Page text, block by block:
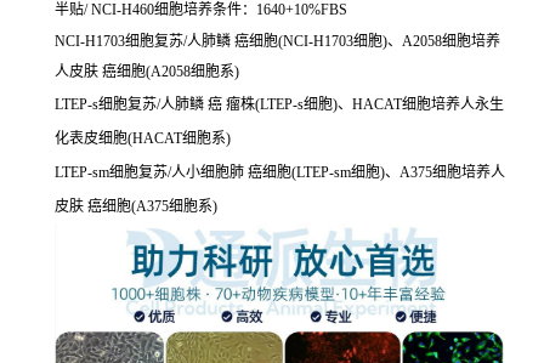
半贴/ NCI-H460细胞培养条件：1640+10%FBS
NCI-H1703细胞复苏/人肺鳞 癌细胞(NCI-H1703细胞)、A2058细胞培养
人皮肤 癌细胞(A2058细胞系)
LTEP-s细胞复苏/人肺鳞 癌 瘤株(LTEP-s细胞)、HACAT细胞培养人永生
化表皮细胞(HACAT细胞系)
LTEP-sm细胞复苏/人小细胞肺 癌细胞(LTEP-sm细胞)、A375细胞培养人
皮肤 癌细胞(A375细胞系)